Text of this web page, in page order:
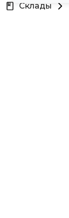
Склады